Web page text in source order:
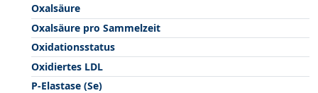
Oxalsäure
Oxalsäure pro Sammelzeit
Oxidationsstatus
Oxidiertes LDL
P-Elastase (Se)